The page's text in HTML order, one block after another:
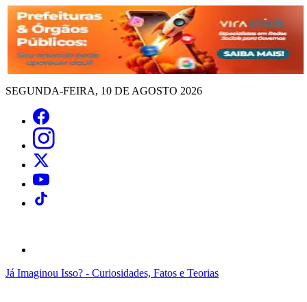
SEGUNDA-FEIRA, 10 DE AGOSTO 2026
Já Imaginou Isso? - Curiosidades, Fatos e Teorias